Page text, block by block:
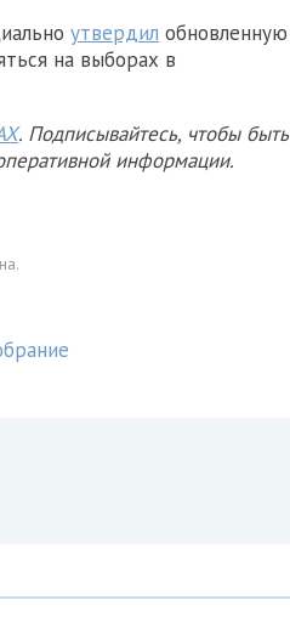
утвердил обновленную
на выборах в
. Подписывайтесь, чтобы быть
информации.